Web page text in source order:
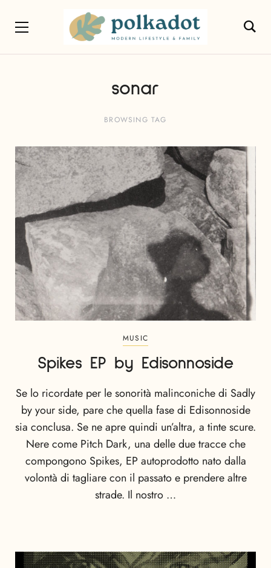
sonar
BROWSING TAG
MUSIC
Spikes EP by Edisonnoside
Se lo ricordate per le sonorità malinconiche di Sadly
by your side, pare che quella fase di Edisonnoside
sia conclusa. Se ne apre quindi un’altra, a tinte scure.
Nere come Pitch Dark, una delle due tracce che
compongono Spikes, EP autoprodotto nato dalla
volontà di tagliare con il passato e prendere altre
strade. Il nostro …